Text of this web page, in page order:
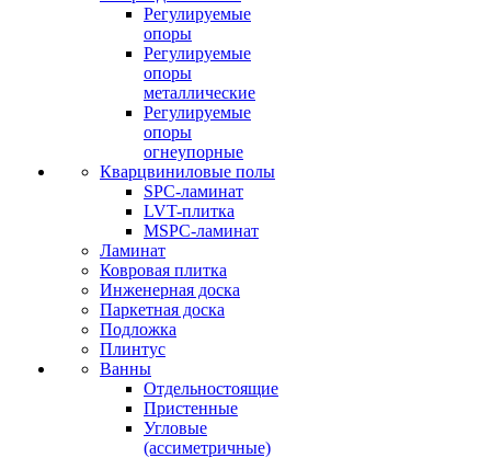
Регулируемые
опоры
Регулируемые
опоры
металлические
Регулируемые
опоры
огнеупорные
Кварцвиниловые полы
SPC-ламинат
LVT-плитка
MSPC-ламинат
Ламинат
Ковровая плитка
Инженерная доска
Паркетная доска
Подложка
Плинтус
Ванны
Отдельностоящие
Пристенные
Угловые
(ассиметричные)